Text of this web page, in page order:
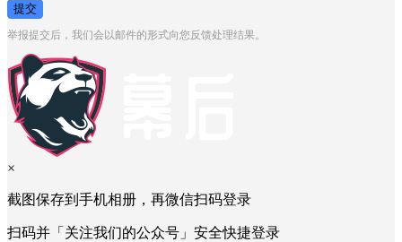
提交
举报提交后，我们会以邮件的形式向您反馈处理结果。
×
截图保存到手机相册，再微信扫码登录
扫码并「关注我们的公众号」安全快捷登录